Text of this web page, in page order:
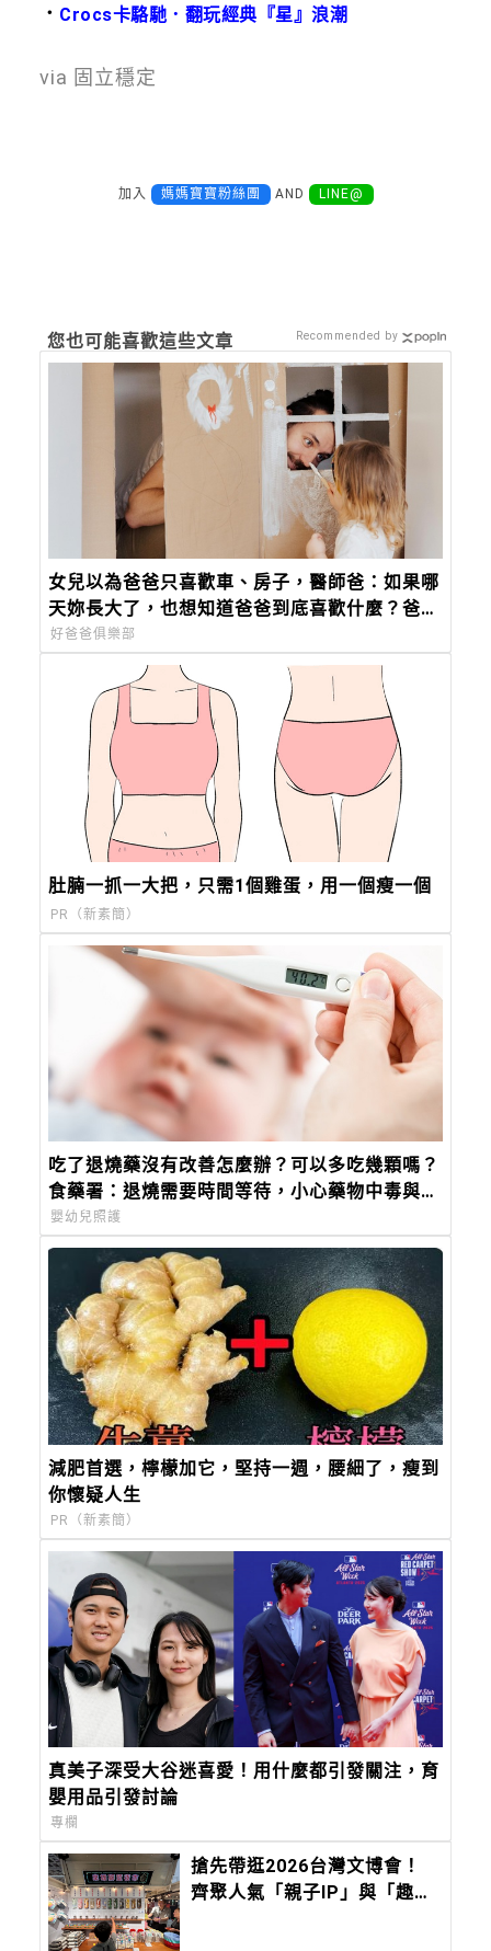
． Crocs卡駱馳．翻玩經典『星』浪潮
via 固立穩定
加入 媽媽寶寶粉絲團 AND LINE@
您也可能喜歡這些文章
女兒以為爸爸只喜歡車、房子，醫師爸：如果哪
天妳長大了，也想知道爸爸到底喜歡什麼？爸爸
的答案會是：「妳。」
好爸爸俱樂部
肚腩一抓一大把，只需1個雞蛋，用一個瘦一個
PR（新素簡）
吃了退燒藥沒有改善怎麼辦？可以多吃幾顆嗎？
食藥署：退燒需要時間等待，小心藥物中毒與副
作用！
嬰幼兒照護
減肥首選，檸檬加它，堅持一週，腰細了，瘦到
你懷疑人生
PR（新素簡）
真美子深受大谷迷喜愛！用什麼都引發關注，育
嬰用品引發討論
專欄
搶先帶逛2026台灣文博會！
齊聚人氣「親子IP」與「趣味
Recommended by